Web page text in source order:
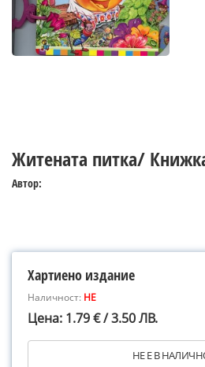
Житената питка/
Автор:
Хартиено издание
Наличност: НЕ
Цена: 1.79 € / 3.50 ЛВ.
НЕ Е В